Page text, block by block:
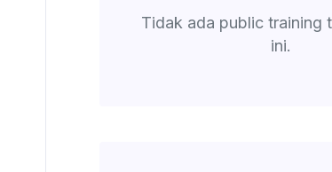
Tidak ada public training
ini.